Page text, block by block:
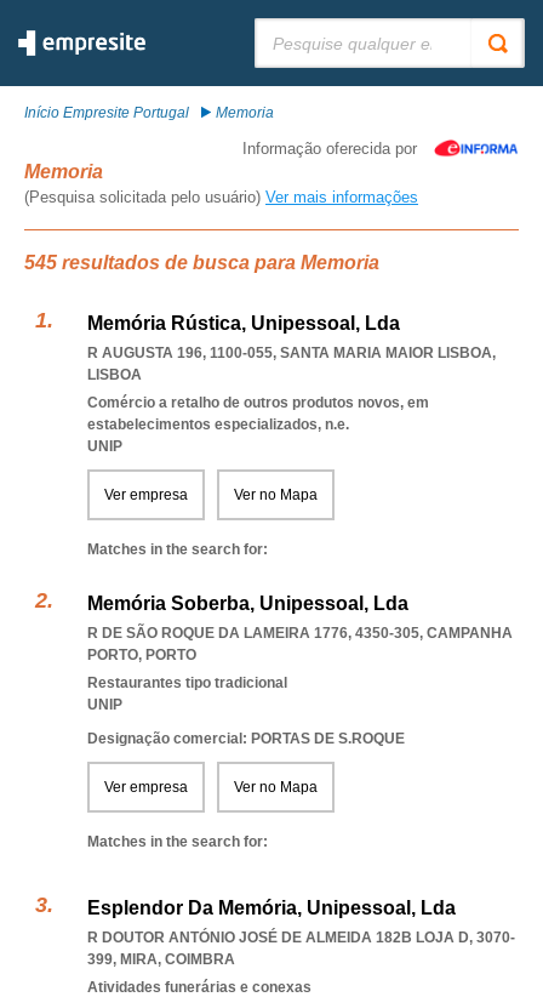
Início Empresite Portugal Memoria
Informação oferecida por
Memoria
(Pesquisa solicitada pelo usuário) Ver mais informações
545 resultados de busca para Memoria
Memória Rústica, Unipessoal, Lda
R AUGUSTA 196, 1100-055, SANTA MARIA MAIOR LISBOA,
LISBOA
Comércio a retalho de outros produtos novos, em
estabelecimentos especializados, n.e.
UNIP
Ver empresa Ver no Mapa
Matches in the search for:
Memória Soberba, Unipessoal, Lda
R DE SÃO ROQUE DA LAMEIRA 1776, 4350-305, CAMPANHA
PORTO, PORTO
Restaurantes tipo tradicional
UNIP
Designação comercial: PORTAS DE S.ROQUE
Ver empresa Ver no Mapa
Matches in the search for:
Esplendor Da Memória, Unipessoal, Lda
R DOUTOR ANTÓNIO JOSÉ DE ALMEIDA 182B LOJA D, 3070-
399, MIRA, COIMBRA
Atividades funerárias e conexas